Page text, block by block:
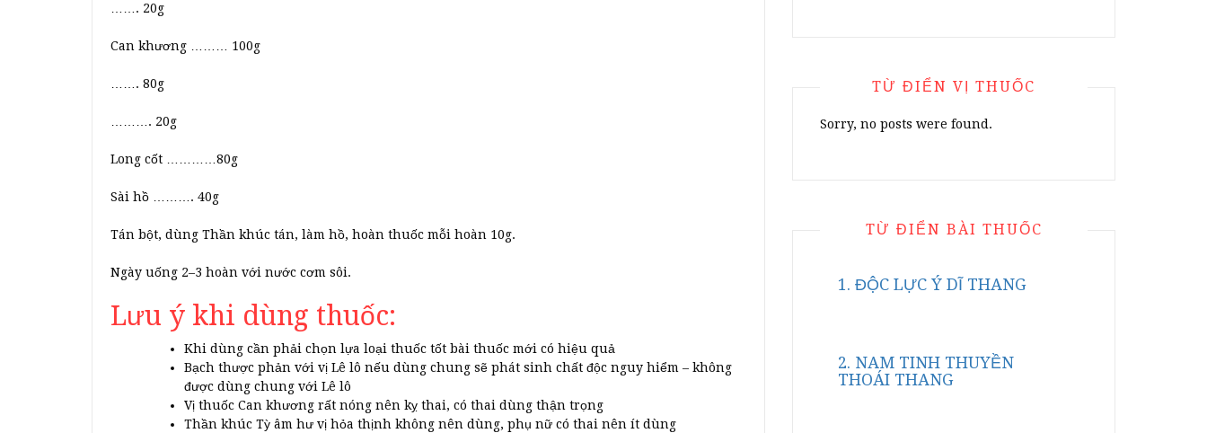
……. 20g
Can khương ……… 100g
……. 80g
………. 20g
Long cốt …………80g
Sài hồ ………. 40g
Tán bột, dùng Thần khúc tán, làm hồ, hoàn thuốc mỗi hoàn 10g.
Ngày uống 2–3 hoàn với nước cơm sôi.
Lưu ý khi dùng thuốc:
Khi dùng cần phải chọn lựa loại thuốc tốt bài thuốc mới có hiệu quả
Bạch thược phản với vị Lê lô nếu dùng chung sẽ phát sinh chất độc nguy hiểm – không
được dùng chung với Lê lô
Vị thuốc Can khương rất nóng nên kỵ thai, có thai dùng thận trọng
Thần khúc Tỳ âm hư vị hỏa thịnh không nên dùng, phụ nữ có thai nên ít dùng
TỪ ĐIỂN VỊ THUỐC
Sorry, no posts were found.
TỪ ĐIỂN BÀI THUỐC
1. ĐỘC LỰC Ý DĨ THANG
2. NAM TINH THUYỀN
THOÁI THANG